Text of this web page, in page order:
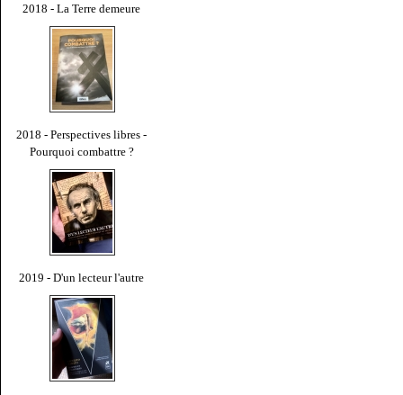
2018 - La Terre demeure
2018 - Perspectives libres -
Pourquoi combattre ?
2019 - D'un lecteur l'autre